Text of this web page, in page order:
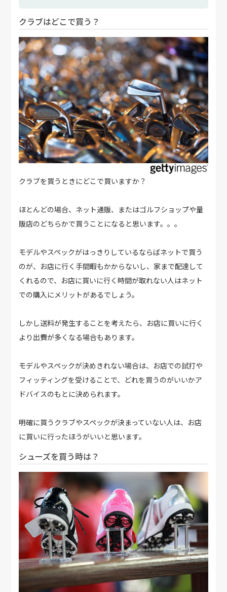
クラブはどこで買う？
クラブを買うときにどこで買いますか？
ほとんどの場合、ネット通販、またはゴルフショップや量
販店のどちらかで買うことになると思います。。。
モデルやスペックがはっきりしているならばネットで買う
のが、お店に行く手間暇もかからないし、家まで配達して
くれるので、お店に買いに行く時間が取れない人はネット
での購入にメリットがあるでしょう。
しかし送料が発生することを考えたら、お店に買いに行く
より出費が多くなる場合もあります。
モデルやスペックが決めきれない場合は、お店での試打や
フィッティングを受けることで、どれを買うのがいいかア
ドバイスのもとに決められます。
明確に買うクラブやスペックが決まっていない人は、お店
に買いに行ったほうがいいと思います。
シューズを買う時は？